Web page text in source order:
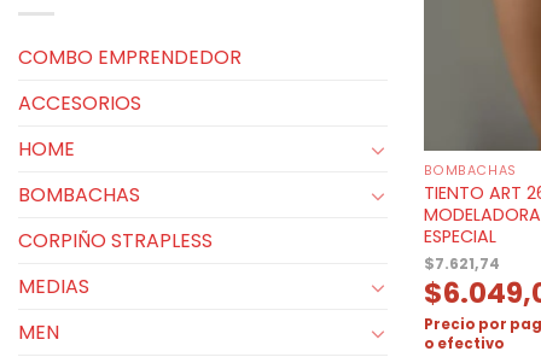
COMBO EMPRENDEDOR
ACCESORIOS
HOME
BOMBACHAS
CORPIÑO STRAPLESS
MEDIAS
MEN
BOMBACHAS
TIENTO ART
ESPECIAL
$7.621,74
$
Precio por
o efectivo